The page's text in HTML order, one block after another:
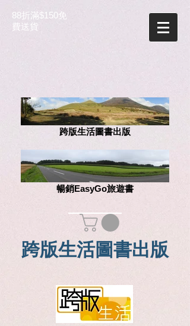
88折滿$150免
費送貨
跨版生活圖書出版
暢銷EasyGo旅遊書
跨版生活圖書出版